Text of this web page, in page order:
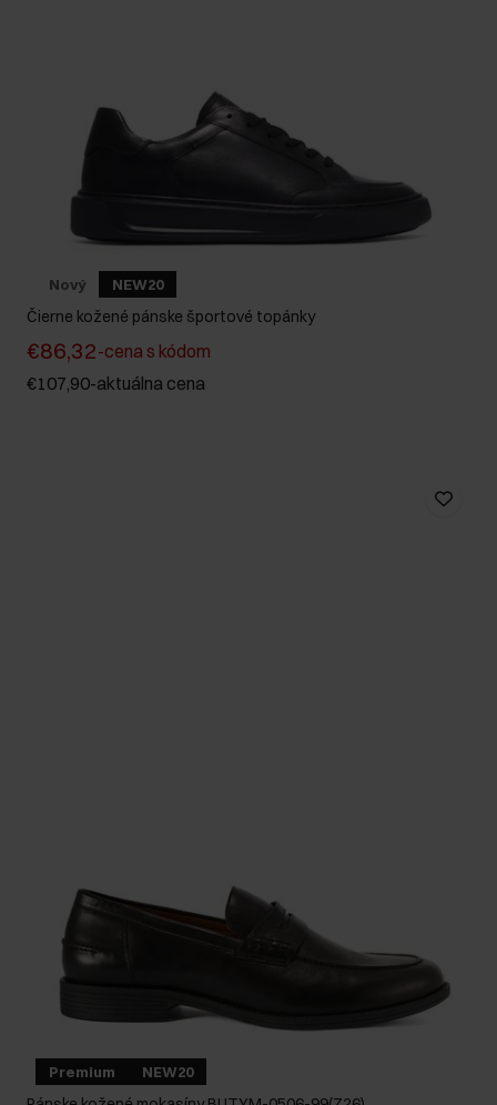
Nový NEW20
Čierne kožené pánske športové topánky
€86,32-cena s kódom
€107,90-aktuálna cena
Premium NEW20